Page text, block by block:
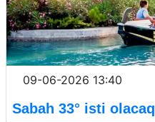
09-06-2026 13:40
Sabah 33° isti olacaq